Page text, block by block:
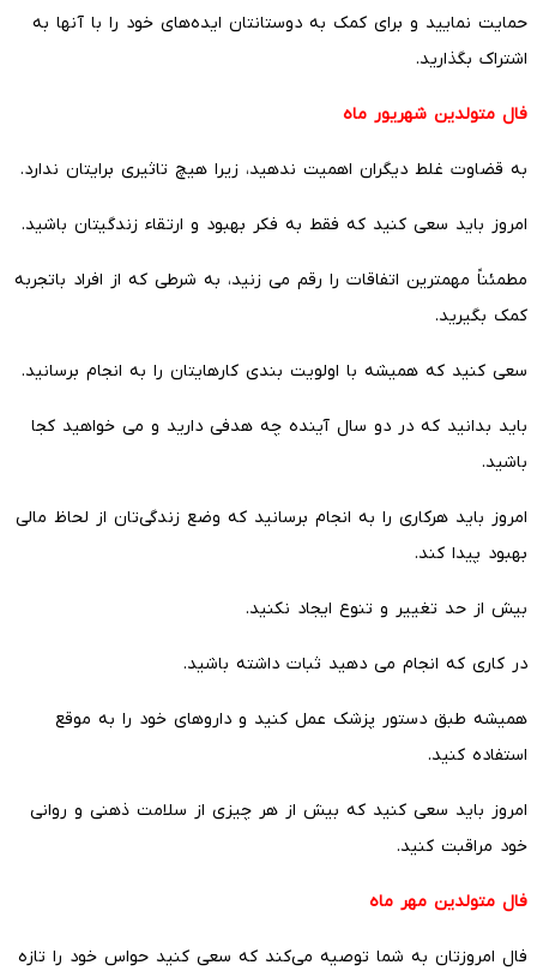
حمایت نمایید و برای کمک به دوستانتان ایده‌های خود را با آنها به
اشتراک بگذارید.
فال متولدین شهریور ماه
به قضاوت غلط دیگران اهمیت ندهید، زیرا هیچ تاثیری برایتان ندارد.
امروز باید سعی کنید که فقط به فکر بهبود و ارتقاء زندگیتان باشید.
مطمئناً مهمترین اتفاقات را رقم می‌ زنید، به شرطی که از افراد باتجربه
کمک بگیرید.
سعی کنید که همیشه با اولویت بندی کارهایتان را به انجام برسانید.
باید بدانید که در دو سال آینده چه هدفی دارید و می‌ خواهید کجا
باشید.
امروز باید هرکاری را به انجام برسانید که وضع زندگی‌تان از لحاظ مالی
بهبود پیدا کند.
بیش از حد تغییر و تنوع ایجاد نکنید.
در کاری که انجام می دهید ثبات داشته باشید.
همیشه طبق دستور پزشک عمل کنید و داروهای خود را به موقع
استفاده کنید.
امروز باید سعی کنید که بیش از هر چیزی از سلامت ذهنی و روانی
خود مراقبت کنید.
فال متولدین مهر ماه
فال امروزتان به شما توصیه می‌کند که سعی کنید حواس خود را تازه